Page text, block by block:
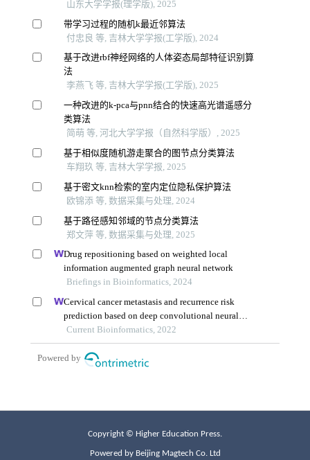
Copyright © Higher Education Press.
Powered by Beijing Magtech Co. Ltd